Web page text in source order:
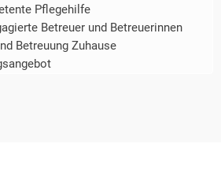
Pflegehilfe
Betreuer und Betreuerinnen
Betreuung Zuhause